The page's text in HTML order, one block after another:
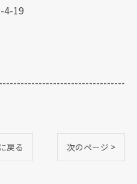
4-19
戻る 次のページ >